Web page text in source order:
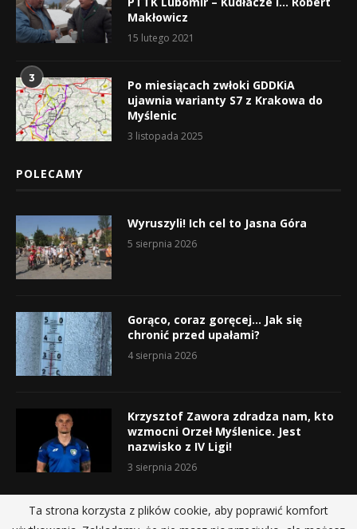
Makłowicz
15 lutego 2021
3
Po miesiącach zwłoki GDDKiA
ujawnia warianty S7 z Krakowa do
Myślenic
3 listopada 2025
POLECAMY
Wyruszyli! Ich cel to Jasna Góra
5 sierpnia 2026
Gorąco, coraz goręcej… Jak się
chronić przed upałami?
4 sierpnia 2026
Krzysztof Zawora zdradza nam, kto
wzmocni Orzeł Myślenice. Jest
nazwisko z IV Ligi!
3 sierpnia 2026
Ta strona korzysta z plików cookie, aby poprawić komfort